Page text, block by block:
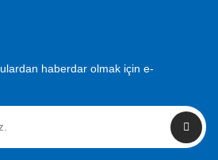
haberdar olmak için e-